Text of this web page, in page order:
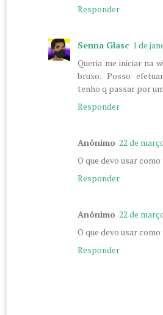
Responder
Senna Glasc 1 de
Queria me iniciar na
bruxo. Posso
tenho q passar por
Responder
Anônimo 22 de
O que devo usar
Responder
Anônimo 22 de
O que devo usar
Responder